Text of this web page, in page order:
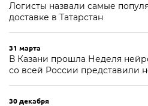
Логисты назвали самые
доставке в Татарстан
31 марта
В Казани прошла Неделя
со всей России представили
30 декабря